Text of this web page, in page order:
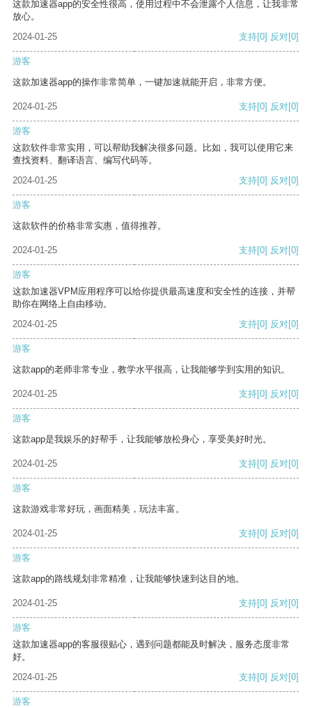
这款加速器app的安全性很高，使用过程中不会泄露个人信息，让我非常
放心。
2024-01-25
支持[0] 反对[0]
游客
这款加速器app的操作非常简单，一键加速就能开启，非常方便。
2024-01-25 支持[0] 反对[0]
游客
这款软件非常实用，可以帮助我解决很多问题。比如，我可以使用它来
查找资料、翻译语言、编写代码等。
2024-01-25
支持[0] 反对[0]
游客
这款软件的价格非常实惠，值得推荐。
2024-01-25 支持[0] 反对[0]
游客
这款加速器VPM应用程序可以给你提供最高速度和安全性的连接，并帮
助你在网络上自由移动。
2024-01-25
支持[0] 反对[0]
游客
这款app的老师非常专业，教学水平很高，让我能够学到实用的知识。
2024-01-25 支持[0] 反对[0]
游客
这款app是我娱乐的好帮手，让我能够放松身心，享受美好时光。
2024-01-25 支持[0] 反对[0]
游客
这款游戏非常好玩，画面精美，玩法丰富。
2024-01-25 支持[0] 反对[0]
游客
这款app的路线规划非常精准，让我能够快速到达目的地。
2024-01-25 支持[0] 反对[0]
游客
这款加速器app的客服很贴心，遇到问题都能及时解决，服务态度非常
好。
2024-01-25
支持[0] 反对[0]
游客